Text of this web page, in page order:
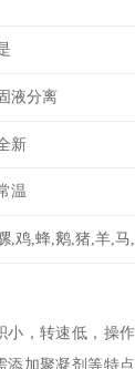
液分离
新
温
小，转速低，操
添加聚凝剂等特